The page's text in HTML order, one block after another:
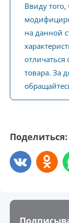
Ввиду
на данной
отличаться
товара. За
Поделиться: